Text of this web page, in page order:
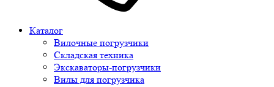
Каталог
Вилочные погрузчики
Складская техника
Экскаваторы-погрузчики
Вилы для погрузчика